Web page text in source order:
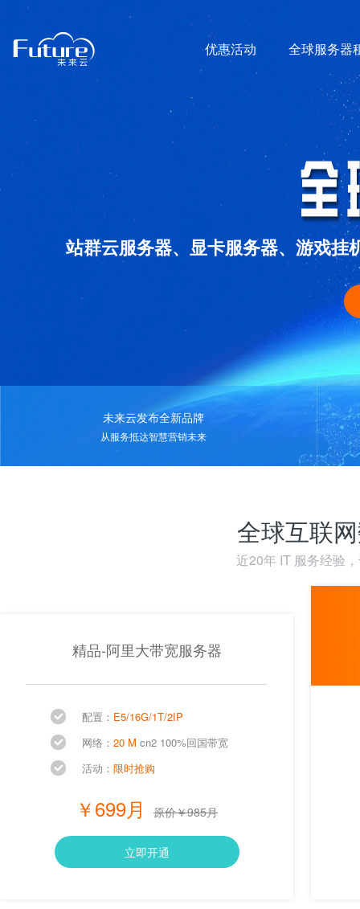
优惠活动 全球服务器
站群云服务器、显卡服务器、游戏
未来云发布全新品牌
从服务抵达智慧营销未来
全球互联
近20年 IT 服务经验
精品-阿里大带宽服务器
配置： E5/16G/1T/2IP
网络： 20 M cn2 100%回国带宽
活动： 限时抢购
￥699月 原价￥985月
立即开通